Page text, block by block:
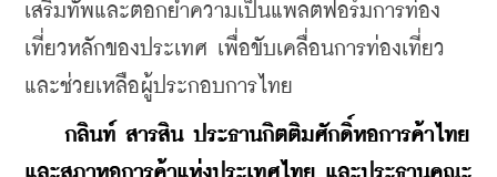
เสริมทัพและตอกย้ำความเป็นแพลตฟอร์มการท่อง
เที่ยวหลักของประเทศ เพื่อขับเคลื่อนการท่องเที่ยว
และช่วยเหลือผู้ประกอบการไทย
กลินท์ สารสิน ประธานกิตติมศักดิ์หอการค้าไทย